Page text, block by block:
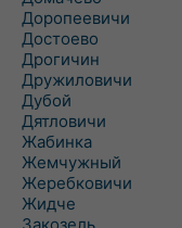
Доропеевичи
Достоево
Дрогичин
Дружиловичи
Дубой
Дятловичи
Жабинка
Жемчужный
Жеребковичи
Жидче